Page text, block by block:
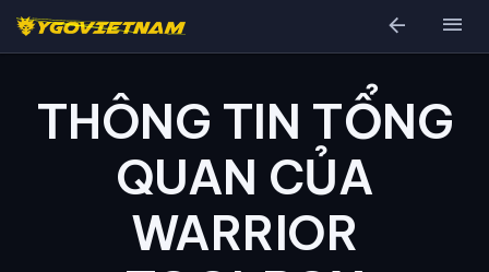
arrow_back menu
THÔNG TIN TỔNG
QUAN CỦA
WARRIOR